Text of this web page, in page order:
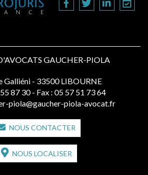
GAUCHER-PIOLA
Galliéni - 33500 LIBOURNE
87 30 - Fax : 05 57 51 73 64
piola@gaucher-piola-avocat.fr
NOUS CONTACTER
NOUS LOCALISER